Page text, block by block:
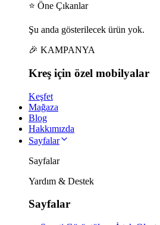
⭐ Öne Çıkanlar
Şu anda gösterilecek ürün yok.
🎉 KAMPANYA
Kreş için özel mobilyalar
Keşfet
Mağaza
Blog
Hakkımızda
Sayfalar
Sayfalar
Yardım & Destek
Sayfalar